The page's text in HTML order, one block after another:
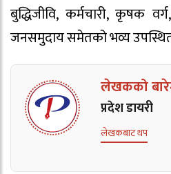
बुद्धिजीवि, कर्मचारी, कृषक
जनसमुदाय समेतको भव्य
लेखकको
प्रदेश डायरी
लेखकबाट थप